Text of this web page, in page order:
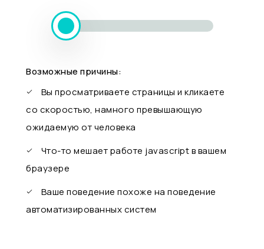
Возможные причины:
Вы просматриваете страницы и кликаете
со скоростью, намного превышающую
ожидаемую от человека
Что-то мешает работе javascript в вашем
браузере
Ваше поведение похоже на поведение
автоматизированных систем